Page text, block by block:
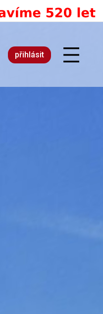
přihlásit